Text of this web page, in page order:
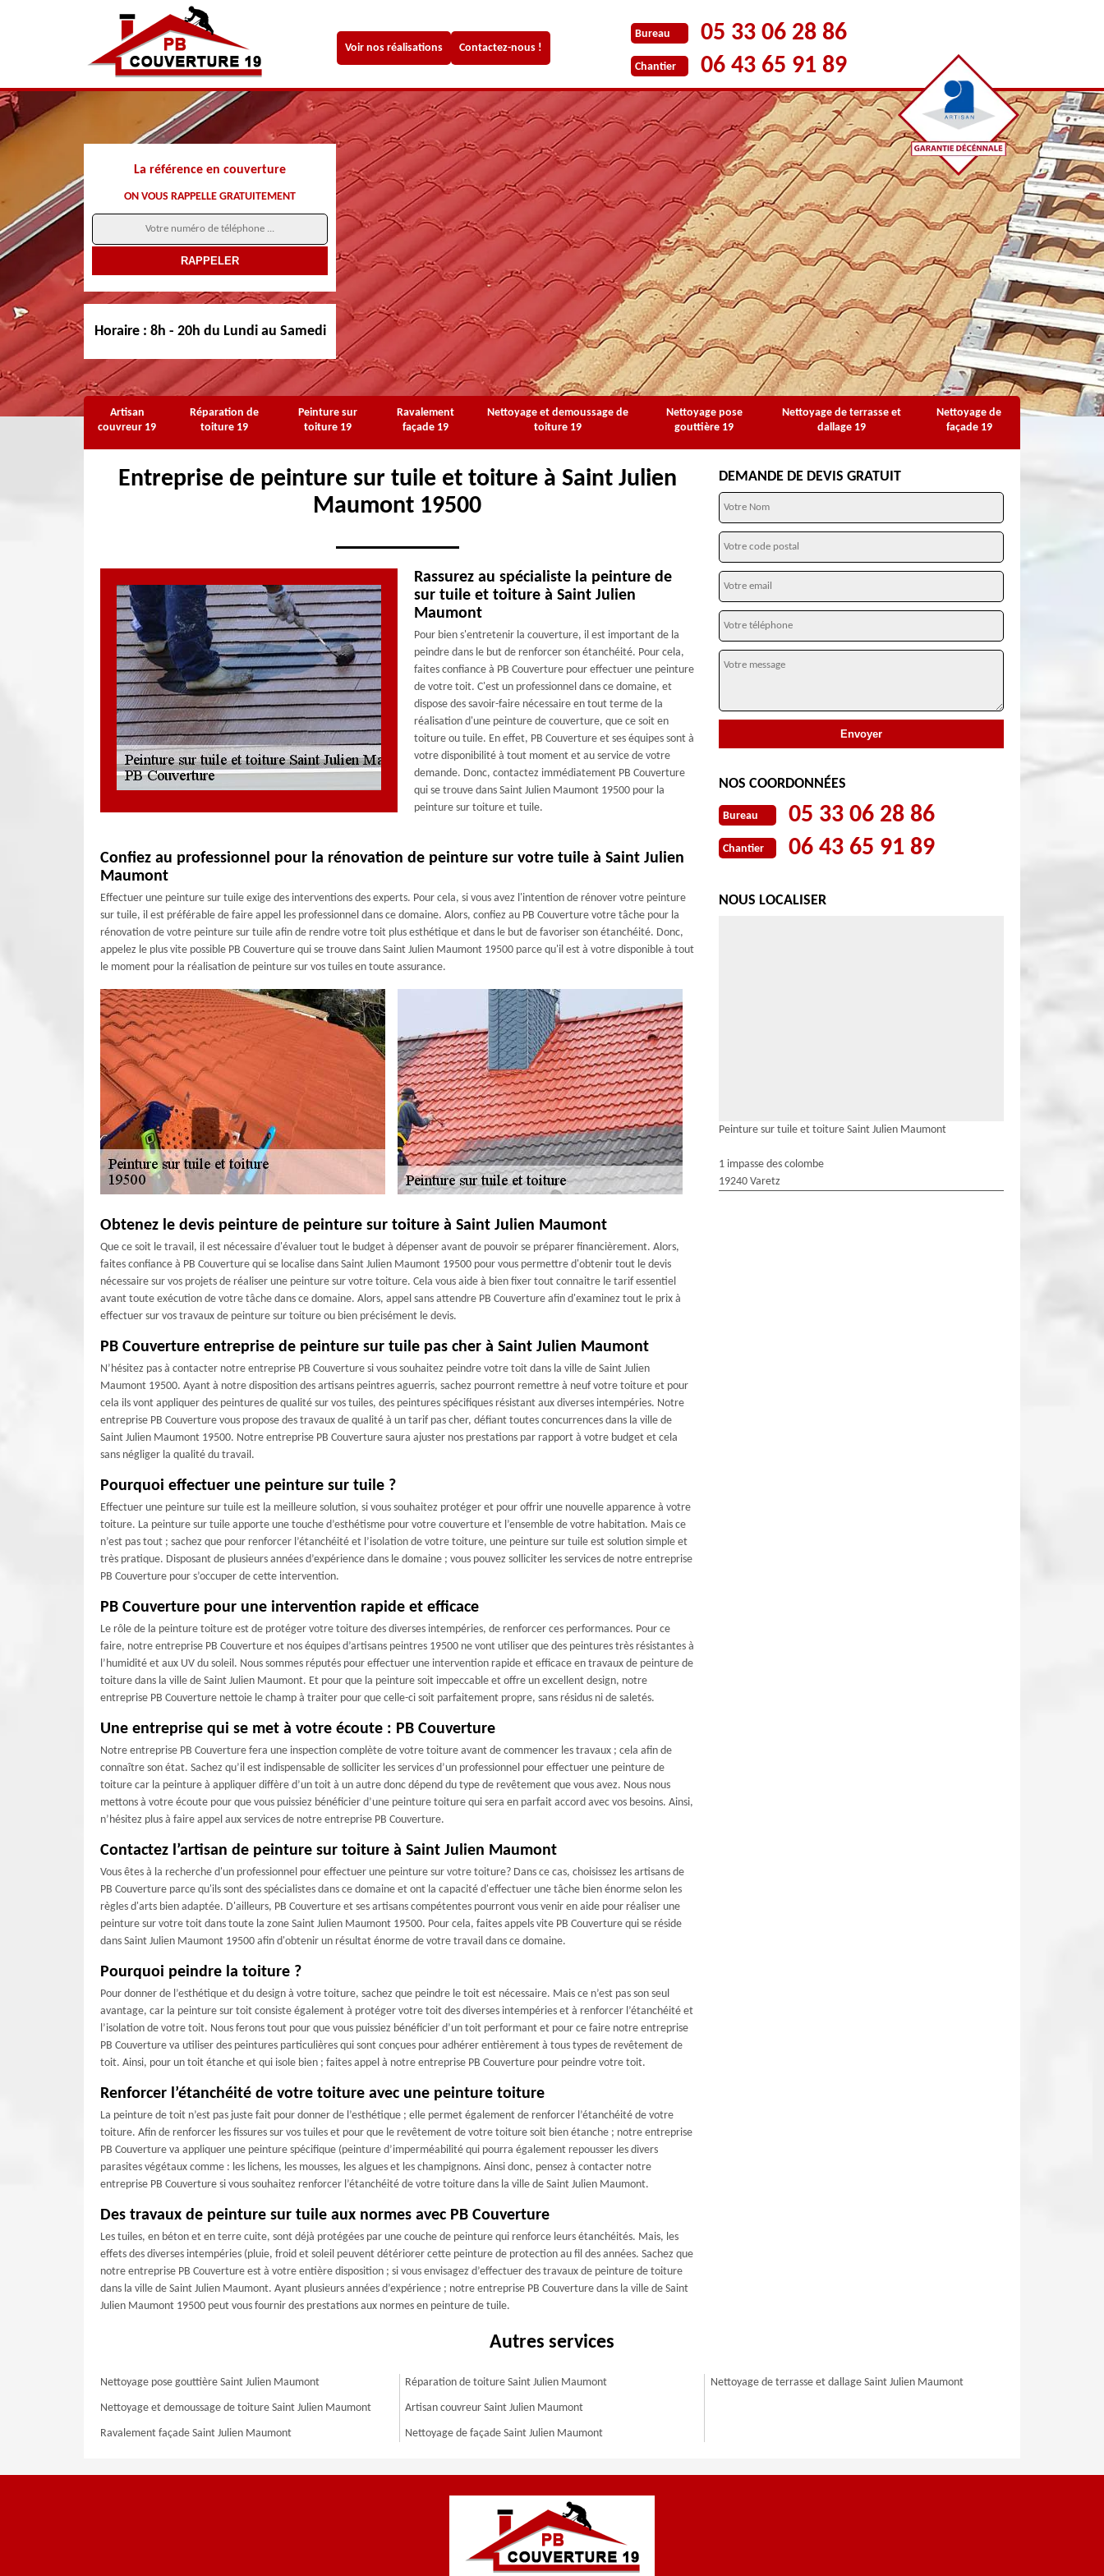
Voir nos réalisations Contactez-nous !
Bureau 05 33 06 28 86
Chantier 06 43 65 91 89
La référence en couverture
ON VOUS RAPPELLE GRATUITEMENT
Horaire : 8h - 20h du Lundi au Samedi
Artisan
couvreur 19
Réparation de
toiture 19
Peinture sur
toiture 19
Ravalement
façade 19
Nettoyage et demoussage de
toiture 19
Nettoyage pose
gouttière 19
Nettoyage de terrasse et
dallage 19
Nettoyage de
façade 19
Entreprise de peinture sur tuile et toiture à Saint Julien
Maumont 19500
Rassurez au spécialiste la peinture de
sur tuile et toiture à Saint Julien
Maumont
Pour bien s'entretenir la couverture, il est important de la
peindre dans le but de renforcer son étanchéité. Pour cela,
faites confiance à PB Couverture pour effectuer une peinture
de votre toit. C'est un professionnel dans ce domaine, et
dispose des savoir-faire nécessaire en tout terme de la
réalisation d'une peinture de couverture, que ce soit en
toiture ou tuile. En effet, PB Couverture et ses équipes sont à
votre disponibilité à tout moment et au service de votre
demande. Donc, contactez immédiatement PB Couverture
qui se trouve dans Saint Julien Maumont 19500 pour la
peinture sur toiture et tuile.
Confiez au professionnel pour la rénovation de peinture sur votre tuile à Saint Julien
Maumont
Effectuer une peinture sur tuile exige des interventions des experts. Pour cela, si vous avez l'intention de rénover votre peinture
sur tuile, il est préférable de faire appel les professionnel dans ce domaine. Alors, confiez au PB Couverture votre tâche pour la
rénovation de votre peinture sur tuile afin de rendre votre toit plus esthétique et dans le but de favoriser son étanchéité. Donc,
appelez le plus vite possible PB Couverture qui se trouve dans Saint Julien Maumont 19500 parce qu'il est à votre disponible à tout
le moment pour la réalisation de peinture sur vos tuiles en toute assurance.
Obtenez le devis peinture de peinture sur toiture à Saint Julien Maumont
Que ce soit le travail, il est nécessaire d'évaluer tout le budget à dépenser avant de pouvoir se préparer financièrement. Alors,
faites confiance à PB Couverture qui se localise dans Saint Julien Maumont 19500 pour vous permettre d'obtenir tout le devis
nécessaire sur vos projets de réaliser une peinture sur votre toiture. Cela vous aide à bien fixer tout connaitre le tarif essentiel
avant toute exécution de votre tâche dans ce domaine. Alors, appel sans attendre PB Couverture afin d'examinez tout le prix à
effectuer sur vos travaux de peinture sur toiture ou bien précisément le devis.
PB Couverture entreprise de peinture sur tuile pas cher à Saint Julien Maumont
N’hésitez pas à contacter notre entreprise PB Couverture si vous souhaitez peindre votre toit dans la ville de Saint Julien
Maumont 19500. Ayant à notre disposition des artisans peintres aguerris, sachez pourront remettre à neuf votre toiture et pour
cela ils vont appliquer des peintures de qualité sur vos tuiles, des peintures spécifiques résistant aux diverses intempéries. Notre
entreprise PB Couverture vous propose des travaux de qualité à un tarif pas cher, défiant toutes concurrences dans la ville de
Saint Julien Maumont 19500. Notre entreprise PB Couverture saura ajuster nos prestations par rapport à votre budget et cela
sans négliger la qualité du travail.
Pourquoi effectuer une peinture sur tuile ?
Effectuer une peinture sur tuile est la meilleure solution, si vous souhaitez protéger et pour offrir une nouvelle apparence à votre
toiture. La peinture sur tuile apporte une touche d’esthétisme pour votre couverture et l’ensemble de votre habitation. Mais ce
n’est pas tout ; sachez que pour renforcer l’étanchéité et l’isolation de votre toiture, une peinture sur tuile est solution simple et
très pratique. Disposant de plusieurs années d’expérience dans le domaine ; vous pouvez solliciter les services de notre entreprise
PB Couverture pour s’occuper de cette intervention.
PB Couverture pour une intervention rapide et efficace
Le rôle de la peinture toiture est de protéger votre toiture des diverses intempéries, de renforcer ces performances. Pour ce
faire, notre entreprise PB Couverture et nos équipes d’artisans peintres 19500 ne vont utiliser que des peintures très résistantes à
l’humidité et aux UV du soleil. Nous sommes réputés pour effectuer une intervention rapide et efficace en travaux de peinture de
toiture dans la ville de Saint Julien Maumont. Et pour que la peinture soit impeccable et offre un excellent design, notre
entreprise PB Couverture nettoie le champ à traiter pour que celle-ci soit parfaitement propre, sans résidus ni de saletés.
Une entreprise qui se met à votre écoute : PB Couverture
Notre entreprise PB Couverture fera une inspection complète de votre toiture avant de commencer les travaux ; cela afin de
connaître son état. Sachez qu’il est indispensable de solliciter les services d’un professionnel pour effectuer une peinture de
toiture car la peinture à appliquer diffère d’un toit à un autre donc dépend du type de revêtement que vous avez. Nous nous
mettons à votre écoute pour que vous puissiez bénéficier d’une peinture toiture qui sera en parfait accord avec vos besoins. Ainsi,
n’hésitez plus à faire appel aux services de notre entreprise PB Couverture.
Contactez l’artisan de peinture sur toiture à Saint Julien Maumont
Vous êtes à la recherche d'un professionnel pour effectuer une peinture sur votre toiture? Dans ce cas, choisissez les artisans de
PB Couverture parce qu'ils sont des spécialistes dans ce domaine et ont la capacité d'effectuer une tâche bien énorme selon les
règles d'arts bien adaptée. D'ailleurs, PB Couverture et ses artisans compétentes pourront vous venir en aide pour réaliser une
peinture sur votre toit dans toute la zone Saint Julien Maumont 19500. Pour cela, faites appels vite PB Couverture qui se réside
dans Saint Julien Maumont 19500 afin d'obtenir un résultat énorme de votre travail dans ce domaine.
Pourquoi peindre la toiture ?
Pour donner de l’esthétique et du design à votre toiture, sachez que peindre le toit est nécessaire. Mais ce n’est pas son seul
avantage, car la peinture sur toit consiste également à protéger votre toit des diverses intempéries et à renforcer l’étanchéité et
l’isolation de votre toit. Nous ferons tout pour que vous puissiez bénéficier d’un toit performant et pour ce faire notre entreprise
PB Couverture va utiliser des peintures particulières qui sont conçues pour adhérer entièrement à tous types de revêtement de
toit. Ainsi, pour un toit étanche et qui isole bien ; faites appel à notre entreprise PB Couverture pour peindre votre toit.
Renforcer l’étanchéité de votre toiture avec une peinture toiture
La peinture de toit n’est pas juste fait pour donner de l’esthétique ; elle permet également de renforcer l’étanchéité de votre
toiture. Afin de renforcer les fissures sur vos tuiles et pour que le revêtement de votre toiture soit bien étanche ; notre entreprise
PB Couverture va appliquer une peinture spécifique (peinture d’imperméabilité qui pourra également repousser les divers
parasites végétaux comme : les lichens, les mousses, les algues et les champignons. Ainsi donc, pensez à contacter notre
entreprise PB Couverture si vous souhaitez renforcer l’étanchéité de votre toiture dans la ville de Saint Julien Maumont.
Des travaux de peinture sur tuile aux normes avec PB Couverture
Les tuiles, en béton et en terre cuite, sont déjà protégées par une couche de peinture qui renforce leurs étanchéités. Mais, les
effets des diverses intempéries (pluie, froid et soleil peuvent détériorer cette peinture de protection au fil des années. Sachez que
notre entreprise PB Couverture est à votre entière disposition ; si vous envisagez d’effectuer des travaux de peinture de toiture
dans la ville de Saint Julien Maumont. Ayant plusieurs années d’expérience ; notre entreprise PB Couverture dans la ville de Saint
Julien Maumont 19500 peut vous fournir des prestations aux normes en peinture de tuile.
DEMANDE DE DEVIS GRATUIT
NOS COORDONNÉES
Bureau 05 33 06 28 86
Chantier 06 43 65 91 89
NOUS LOCALISER
Peinture sur tuile et toiture Saint Julien Maumont
1 impasse des colombe
19240 Varetz
Autres services
Nettoyage pose gouttière Saint Julien Maumont
Nettoyage et demoussage de toiture Saint Julien Maumont
Ravalement façade Saint Julien Maumont
Réparation de toiture Saint Julien Maumont
Artisan couvreur Saint Julien Maumont
Nettoyage de façade Saint Julien Maumont
Nettoyage de terrasse et dallage Saint Julien Maumont